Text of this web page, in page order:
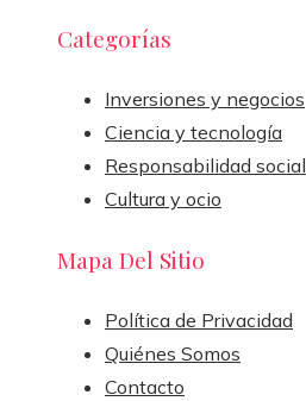
Categorías
Inversiones y negocios
Ciencia y tecnología
Responsabilidad social
Cultura y ocio
Mapa Del Sitio
Política de Privacidad
Quiénes Somos
Contacto